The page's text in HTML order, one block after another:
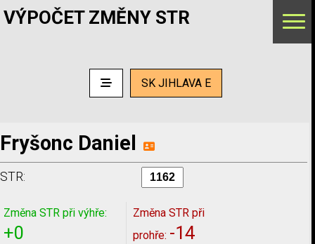
VÝPOČET ZMĚNY STR
SK JIHLAVA E
Fryšonc Daniel
STR:
Změna STR při výhře:
+0
Změna STR při
prohře: -14